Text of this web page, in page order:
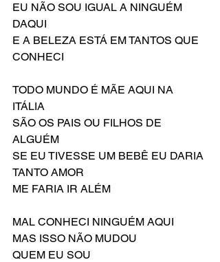
EU NÃO SOU IGUAL A NINGUÉM
DAQUI
E A BELEZA ESTÁ EM TANTOS QUE
CONHECI
TODO MUNDO É MÃE AQUI NA
ITÁLIA
SÃO OS PAIS OU FILHOS DE
ALGUÉM
SE EU TIVESSE UM BEBÊ EU DARIA
TANTO AMOR
ME FARIA IR ALÉM
MAL CONHECI NINGUÉM AQUI
MAS ISSO NÃO MUDOU
QUEM EU SOU